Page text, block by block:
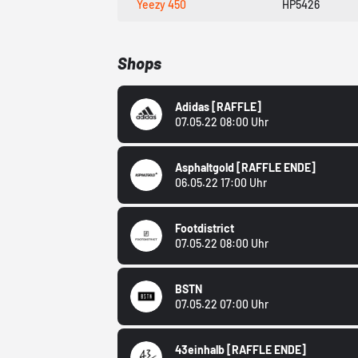
Yeezy 450
HP5426
Shops
Adidas [RAFFLE]
07.05.22 08:00 Uhr
Asphaltgold [RAFFLE ENDE]
06.05.22 17:00 Uhr
Footdistrict
07.05.22 08:00 Uhr
BSTN
07.05.22 07:00 Uhr
43einhalb [RAFFLE ENDE]